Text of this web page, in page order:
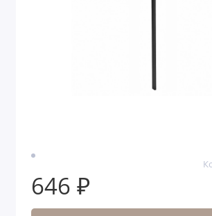
646 ₽